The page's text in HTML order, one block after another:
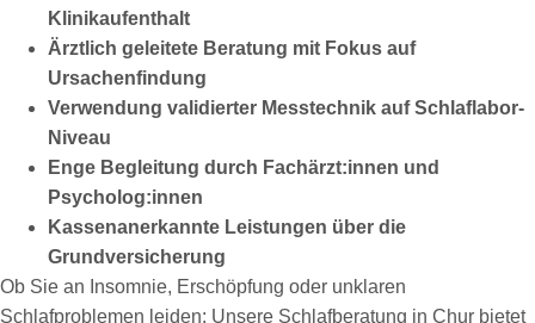
Klinikaufenthalt
Ärztlich geleitete Beratung mit Fokus auf
Ursachenfindung
Verwendung validierter Messtechnik auf Schlaflabor-
Niveau
Enge Begleitung durch Fachärzt:innen und
Psycholog:innen
Kassenanerkannte Leistungen über die
Grundversicherung
Ob Sie an Insomnie, Erschöpfung oder unklaren
Schlafproblemen leiden: Unsere Schlafberatung in Chur bietet